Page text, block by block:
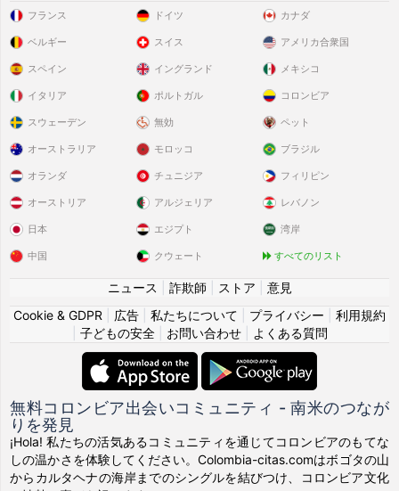
フランス
ベルギー
スペイン
イタリア
スウェーデン
ドイツ
スイス
イングランド
ポルトガル
無効
カナダ
アメリカ合衆国
メキシコ
コロンビア
ペット
オーストラリア
オランダ
オーストリア
日本
中国
モロッコ
チュニジア
アルジェリア
エジプト
クウェート
ブラジル
フィリピン
レバノン
湾岸
すべてのリスト
ニュース 詐欺師 ストア
意見
Cookie & GDPR
広告 私たちについて プライバシー
利用規約
子どもの安全| お問い合わせ| よくある質問
無料コロンビア出会いコミュニティ - 南米のつなが
りを発見
¡Hola! 私たちの活気あるコミュニティを通じてコロンビアのもてな
しの温かさを体験してください。Colombia-citas.comはボゴタの山
からカルタヘナの海岸までのシングルを結びつけ、コロンビア文化